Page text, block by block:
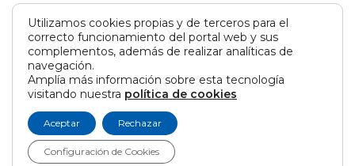
Utilizamos cookies propias y de terceros para el
correcto funcionamiento del portal web y sus
complementos, además de realizar analíticas de
navegación.
Amplía más información sobre esta tecnología
visitando nuestra política de cookies
Aceptar Rechazar
Configuración de Cookies